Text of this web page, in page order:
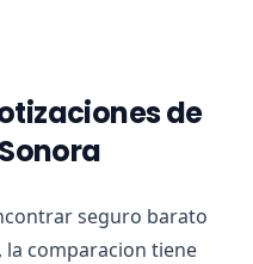
de
seguro barato
comparacion tiene